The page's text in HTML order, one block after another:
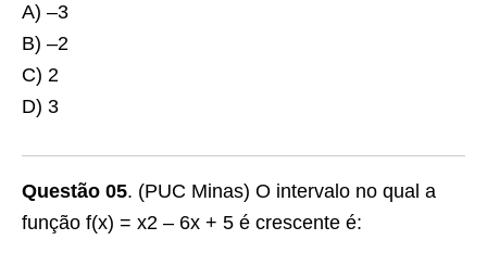
A) –3
B) –2
C) 2
D) 3
Questão 05. (PUC Minas) O intervalo no qual a
função f(x) = x2 – 6x + 5 é crescente é: